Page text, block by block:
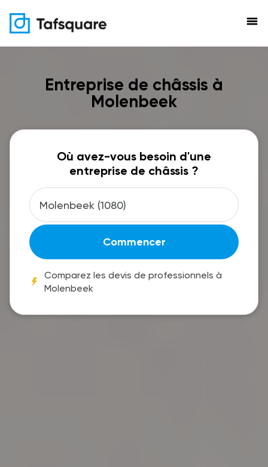
menu
Entreprise de châssis à
Molenbeek
Où avez-vous besoin d'une
entreprise de châssis ?
Commencer
Comparez les devis de professionnels à
Molenbeek